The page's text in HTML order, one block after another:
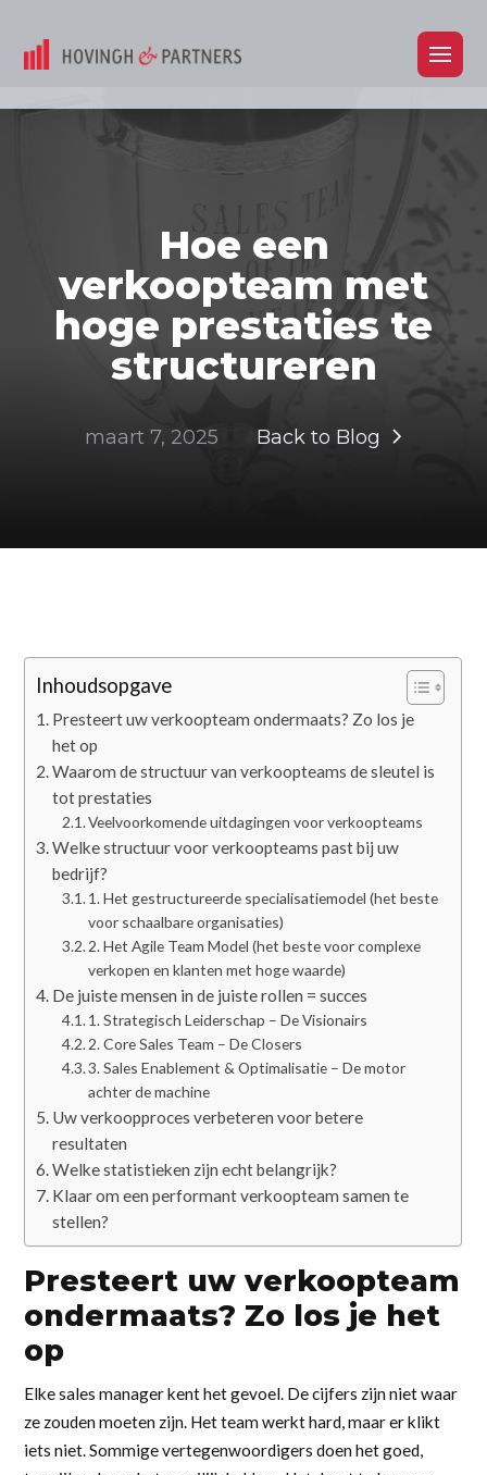
Hoe een
verkoopteam met
hoge prestaties te
structureren
maart 7, 2025 Back to Blog
Inhoudsopgave
Presteert uw verkoopteam ondermaats? Zo los je
het op
Waarom de structuur van verkoopteams de sleutel is
tot prestaties
Veelvoorkomende uitdagingen voor verkoopteams
Welke structuur voor verkoopteams past bij uw
bedrijf?
1. Het gestructureerde specialisatiemodel (het beste
voor schaalbare organisaties)
2. Het Agile Team Model (het beste voor complexe
verkopen en klanten met hoge waarde)
De juiste mensen in de juiste rollen = succes
1. Strategisch Leiderschap – De Visionairs
2. Core Sales Team – De Closers
3. Sales Enablement & Optimalisatie – De motor
achter de machine
Uw verkoopproces verbeteren voor betere
resultaten
Welke statistieken zijn echt belangrijk?
Klaar om een performant verkoopteam samen te
stellen?
Presteert uw verkoopteam
ondermaats? Zo los je het
op
Elke sales manager kent het gevoel. De cijfers zijn niet waar
ze zouden moeten zijn. Het team werkt hard, maar er klikt
iets niet. Sommige vertegenwoordigers doen het goed,